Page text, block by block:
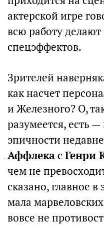
актерской игре
всю работу делают
спецэффектов.
Зрителей
как насчет
и Железного? О,
разумеется, есть
эпичности
Аффлекас Генри
чем не
сказано, главное
мала
вовсе не